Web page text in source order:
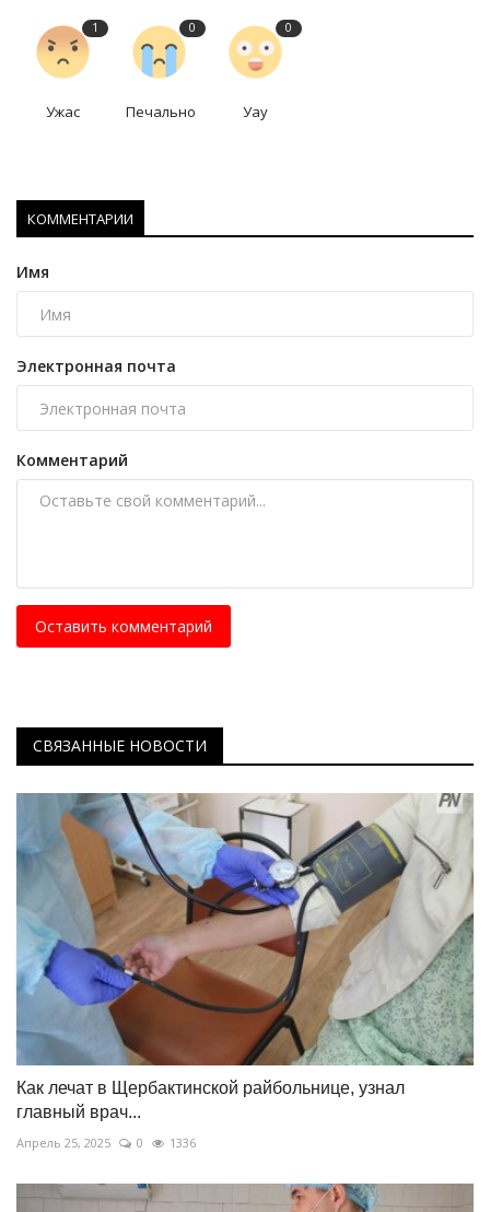
1
Ужас
0
Печально
0
Уау
КОММЕНТАРИИ
Имя
Электронная почта
Комментарий
Оставить комментарий
СВЯЗАННЫЕ НОВОСТИ
Как лечат в Щербактинской райбольнице, узнал
главный врач...
Апрель 25, 2025 0 1336